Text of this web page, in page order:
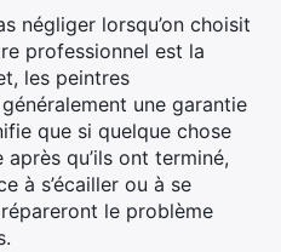
négliger lorsqu’on choisit
professionnel est la
les peintres
une garantie
que si quelque chose
qu’ils ont terminé,
à s’écailler ou à se
le problème